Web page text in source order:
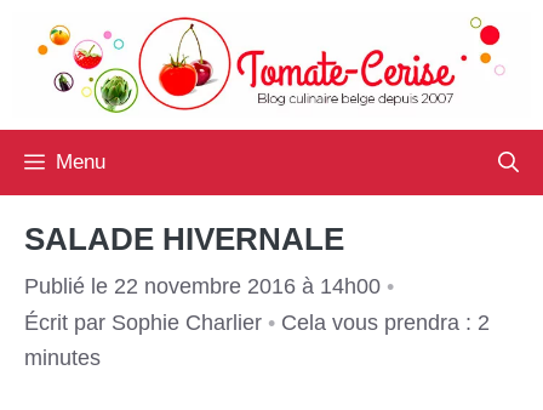
contenu
Menu
SALADE HIVERNALE
Publié le 22 novembre 2016 à 14h00 •
Écrit par Sophie Charlier • Cela vous prendra : 2
minutes